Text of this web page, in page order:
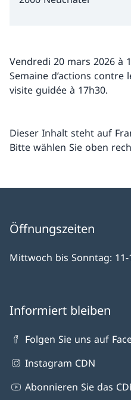
Vendredi 20 mars 2026 à
Semaine d’actions contre
visite guidée à 17h30.
Dieser Inhalt steht auf
Bitte wählen Sie oben
Öffnungszeiten
Mittwoch bis Sonntag:
Informiert bleiben
Folgen Sie uns auf
Instagram CDN
Abonnieren Sie das